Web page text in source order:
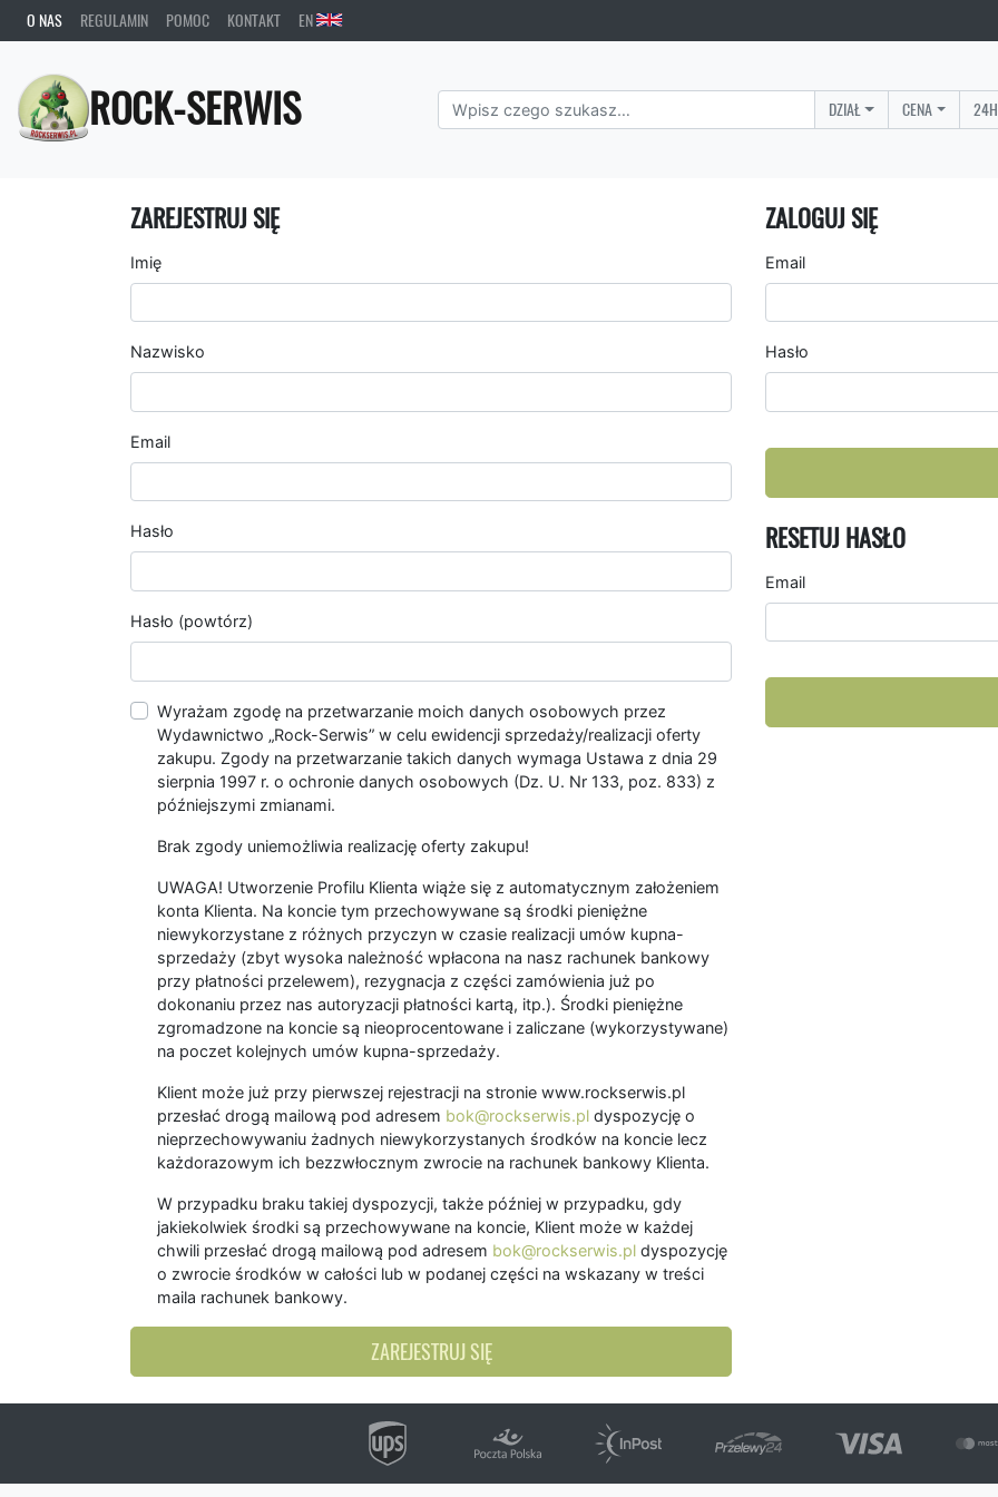
O NAS REGULAMIN POMOC KONTAKT EN
ROCK-SERWIS DZIAŁ CENA
ZAREJESTRUJ SIĘ
Imię
Nazwisko
Email
Hasło
Hasło (powtórz)
Wyrażam zgodę na przetwarzanie moich danych osobowych przez
Wydawnictwo „Rock-Serwis” w celu ewidencji sprzedaży/realizacji oferty
zakupu. Zgody na przetwarzanie takich danych wymaga Ustawa z dnia 29
sierpnia 1997 r. o ochronie danych osobowych (Dz. U. Nr 133, poz. 833) z
późniejszymi zmianami.
Brak zgody uniemożliwia realizację oferty zakupu!
UWAGA! Utworzenie Profilu Klienta wiąże się z automatycznym założeniem
konta Klienta. Na koncie tym przechowywane są środki pieniężne
niewykorzystane z różnych przyczyn w czasie realizacji umów kupna-
sprzedaży (zbyt wysoka należność wpłacona na nasz rachunek bankowy
przy płatności przelewem), rezygnacja z części zamówienia już po
dokonaniu przez nas autoryzacji płatności kartą, itp.). Środki pieniężne
zgromadzone na koncie są nieoprocentowane i zaliczane (wykorzystywane)
na poczet kolejnych umów kupna-sprzedaży.
Klient może już przy pierwszej rejestracji na stronie www.rockserwis.pl
przesłać drogą mailową pod adresem bok@rockserwis.pl dyspozycję o
nieprzechowywaniu żadnych niewykorzystanych środków na koncie lecz
każdorazowym ich bezzwłocznym zwrocie na rachunek bankowy Klienta.
W przypadku braku takiej dyspozycji, także później w przypadku, gdy
jakiekolwiek środki są przechowywane na koncie, Klient może w każdej
chwili przesłać drogą mailową pod adresem bok@rockserwis.pl dyspozycję
o zwrocie środków w całości lub w podanej części na wskazany w treści
maila rachunek bankowy.
ZAREJESTRUJ SIĘ
ZALOGUJ SIĘ
Email
Hasło
RESETUJ HASŁO
Email